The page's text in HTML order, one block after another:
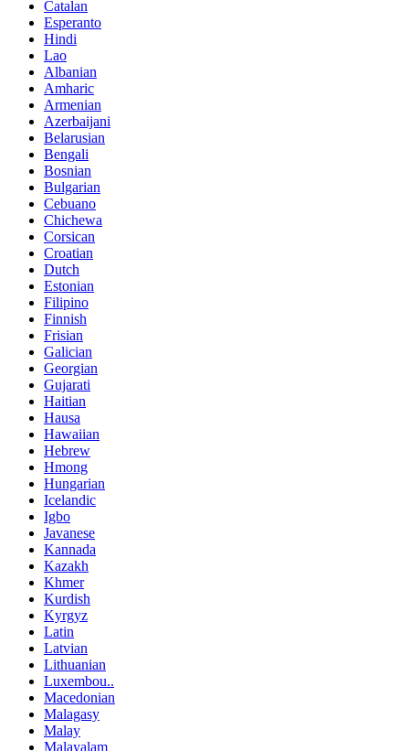
Catalan
Esperanto
Hindi
Lao
Albanian
Amharic
Armenian
Azerbaijani
Belarusian
Bengali
Bosnian
Bulgarian
Cebuano
Chichewa
Corsican
Croatian
Dutch
Estonian
Filipino
Finnish
Frisian
Galician
Georgian
Gujarati
Haitian
Hausa
Hawaiian
Hebrew
Hmong
Hungarian
Icelandic
Igbo
Javanese
Kannada
Kazakh
Khmer
Kurdish
Kyrgyz
Latin
Latvian
Lithuanian
Luxembou..
Macedonian
Malagasy
Malay
Malayalam